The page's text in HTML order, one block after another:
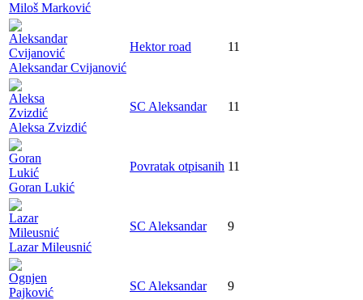
Miloš Marković
Aleksandar Cvijanović
Hektor road 11
Aleksa Zvizdić
SC Aleksandar 11
Goran Lukić
Povratak otpisanih 11
Lazar Mileusnić
SC Aleksandar 9
SC Aleksandar 9